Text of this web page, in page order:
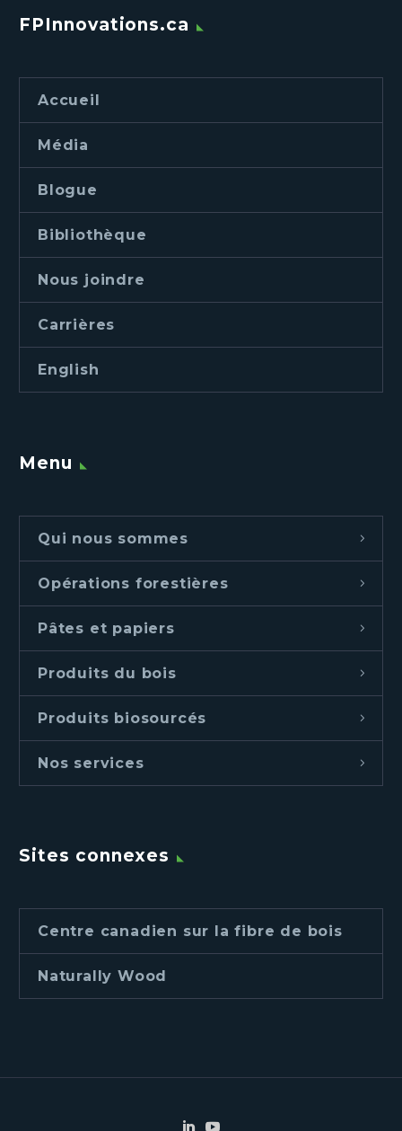
FPInnovations.ca
Accueil
Média
Blogue
Bibliothèque
Nous joindre
Carrières
English
Menu
Qui nous sommes
Opérations forestières
Pâtes et papiers
Produits du bois
Produits biosourcés
Nos services
Sites connexes
Centre canadien sur la fibre de bois
Naturally Wood